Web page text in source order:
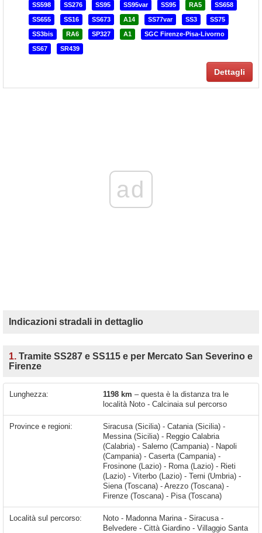
SS598 SS276 SS95 SS95var SS95 RA5 SS658
SS655 SS16 SS673 A14 SS77var SS3 SS75
SS3bis RA6 SP327 A1 SGC Firenze-Pisa-Livorno
SS67 SR439
Dettagli
ad
Indicazioni stradali in dettaglio
1. Tramite SS287 e SS115 e per Mercato San Severino e
Firenze
Lunghezza: 1198 km – questa è la distanza tra le
località Noto - Calcinaia sul percorso
Province e regioni:
Siracusa (Sicilia) - Catania (Sicilia) -
Messina (Sicilia) - Reggio Calabria
(Calabria) - Salerno (Campania) - Napoli
(Campania) - Caserta (Campania) -
Frosinone (Lazio) - Roma (Lazio) - Rieti
(Lazio) - Viterbo (Lazio) - Terni (Umbria) -
Siena (Toscana) - Arezzo (Toscana) -
Firenze (Toscana) - Pisa (Toscana)
Località sul percorso: Noto - Madonna Marina - Siracusa - Belvedere - Città Giardino - Villaggio Santa Lucia - Priolo Gargallo - Melilli - Villasmundo - Costa Saracena - Castelluccio - Catania - Aci Castello - Acireale - Zummo - S. Leonardello - Cutula - Giarre - Riposto - Mascali - Fiumefreddo Sicilia - Pasteria-Lapide - Calatabiano - Chianchitta-pallio - Giardini Naxos - Villagonia - Taormina - Mazzarò - Mazzeo - Letojanni - Fondaco Parrino - Santa Margherita - Sant'Alessio Siculo - Santa Teresa di Riva - Furci Siculo - Roccalumera - Nizza di Sicilia - Alì Terme - Itala Marina